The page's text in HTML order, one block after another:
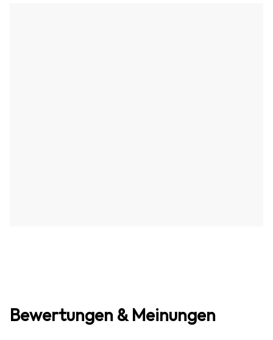
Bewertungen & Meinungen